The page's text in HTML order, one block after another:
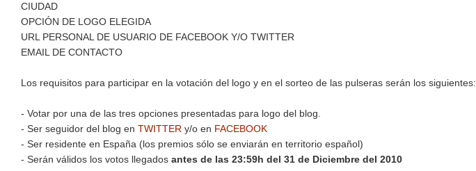
CIUDAD
OPCIÓN DE LOGO ELEGIDA
URL PERSONAL DE USUARIO DE FACEBOOK Y/O TWITTER
EMAIL DE CONTACTO
Los requisitos para participar en la votación del logo y en el sorteo de las pulseras serán los siguientes:
- Votar por una de las tres opciones presentadas para logo del blog.
- Ser seguidor del blog en TWITTER y/o en FACEBOOK
- Ser residente en España (los premios sólo se enviarán en territorio español)
- Serán válidos los votos llegados antes de las 23:59h del 31 de Diciembre del 2010